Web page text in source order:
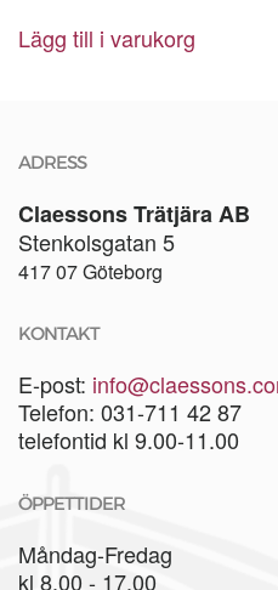
Lägg till i varukorg
ADRESS
Claessons Trätjära AB
Stenkolsgatan 5
417 07 Göteborg
KONTAKT
E-post:
Telefon: 031-711 42 87
telefontid kl 9.00-11.00
ÖPPETTIDER
Måndag-Fredag
kl 8.00 - 17.00